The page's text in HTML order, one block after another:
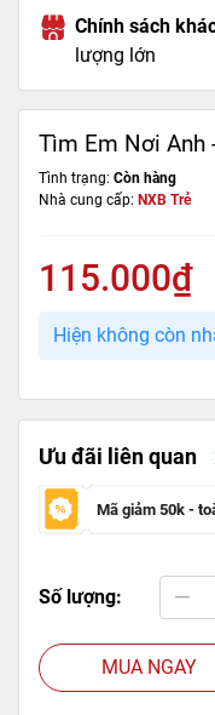
Chính sách
lượng lớn
Tìm Em Nơi Anh
Tình trạng: Còn hàng
Nhà cung cấp: NXB Trẻ
115.000₫
Hiện không còn
Ưu đãi liên quan
Số lượng:
MUA NGAY